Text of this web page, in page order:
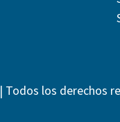
| Todos los derechos